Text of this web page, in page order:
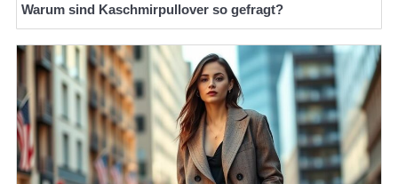
Warum sind Kaschmirpullover so gefragt?